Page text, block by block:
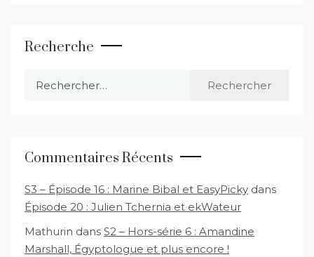
Recherche
Commentaires Récents
S3 – Épisode 16 : Marine Bibal et EasyPicky dans
Épisode 20 : Julien Tchernia et ekWateur
Mathurin dans S2 – Hors-série 6 : Amandine
Marshall, Égyptologue et plus encore !